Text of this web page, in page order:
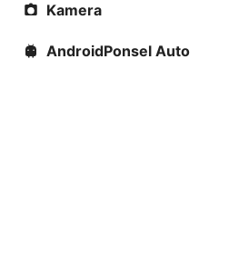
Kamera
AndroidPonsel Auto